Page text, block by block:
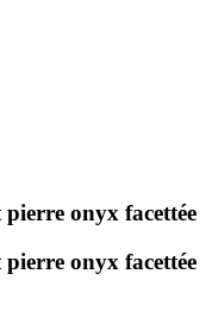
pierre onyx facettée
pierre onyx facettée